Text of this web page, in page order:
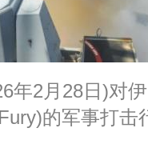
年2月28日)对
的军事打击